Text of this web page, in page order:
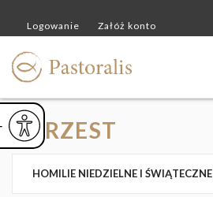
czcionkę
czcionka
Powiększ czcionkę
CHRZEST
HOMILIE NIEDZIELNE I ŚWIĄTECZNE